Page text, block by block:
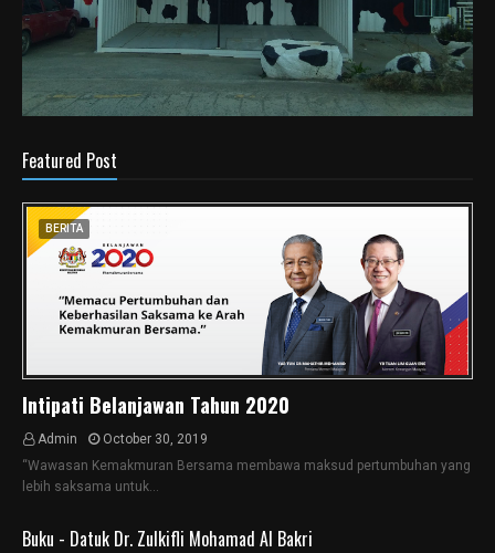
Featured Post
BERITA
Intipati Belanjawan Tahun 2020
Admin
October 30, 2019
“Wawasan Kemakmuran Bersama membawa maksud pertumbuhan yang
lebih saksama untuk…
Buku - Datuk Dr. Zulkifli Mohamad Al Bakri